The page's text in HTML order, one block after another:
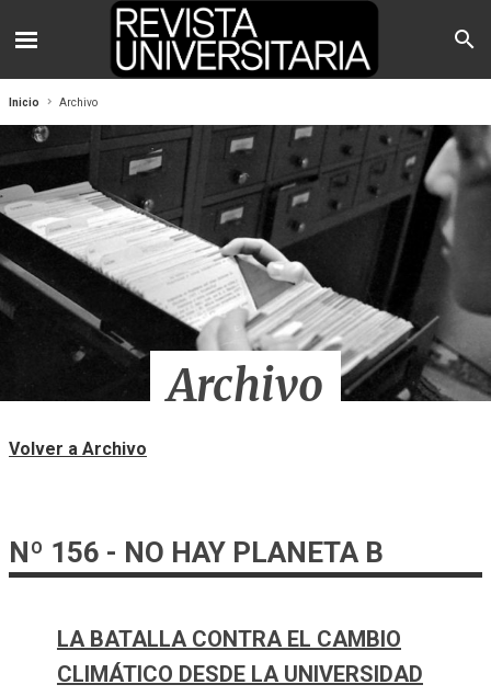
Inicio Archivo
Archivo
Volver a Archivo
Nº 156 - NO HAY PLANETA B
LA BATALLA CONTRA EL CAMBIO
CLIMÁTICO DESDE LA UNIVERSIDAD